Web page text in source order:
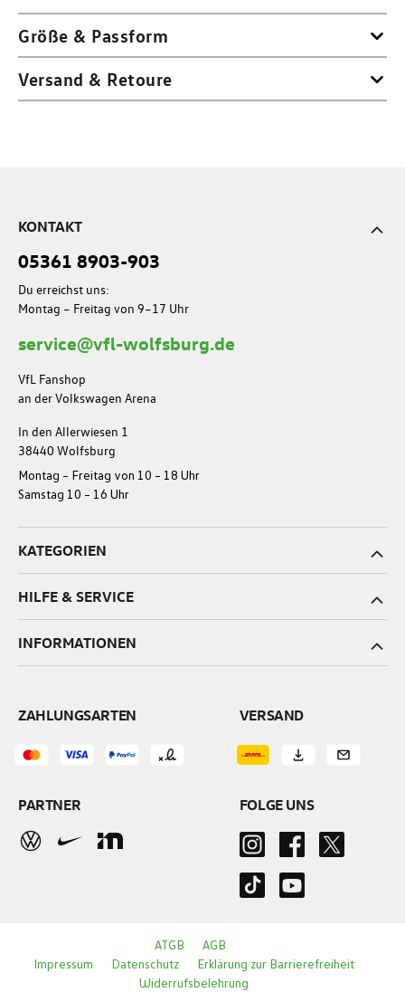
Größe & Passform
Versand & Retoure
KONTAKT
05361 8903-903
Du erreichst uns:
Montag – Freitag von 9–17 Uhr
service@vfl-wolfsburg.de
VfL Fanshop
an der Volkswagen Arena
In den Allerwiesen 1
38440 Wolfsburg
Montag – Freitag von 10 – 18 Uhr
Samstag 10 – 16 Uhr
KATEGORIEN
HILFE & SERVICE
INFORMATIONEN
PARTNER
VERSAND
ZAHLUNGSARTEN
FOLGE UNS
ATGB
AGB
Impressum
Datenschutz
Erklärung zur Barrierefreiheit
Widerrufsbelehrung